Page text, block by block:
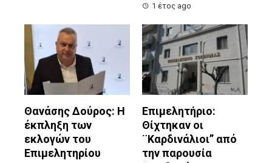
1 έτος ago
Θανάσης Δούρος: Η
έκπληξη των
εκλογών του
Επιμελητηρίου
Επιμελητήριο:
Θίχτηκαν οι
¨Καρδινάλιοι” από
την παρουσία